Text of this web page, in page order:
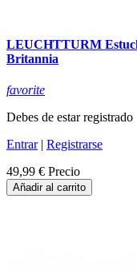
LEUCHTTURM
Britannia
favorite
Debes de estar registrado
Entrar| Registrarse
49,99 € Precio
Añadir al carrito